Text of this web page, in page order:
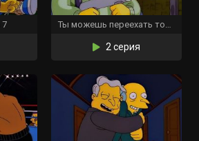
Ты можешь переехать только дважды
2 серия